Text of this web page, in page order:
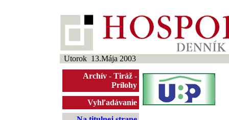
Utorok 13.Mája 2003
Archív - Tiráž -
Prílohy
Vyhľadávanie